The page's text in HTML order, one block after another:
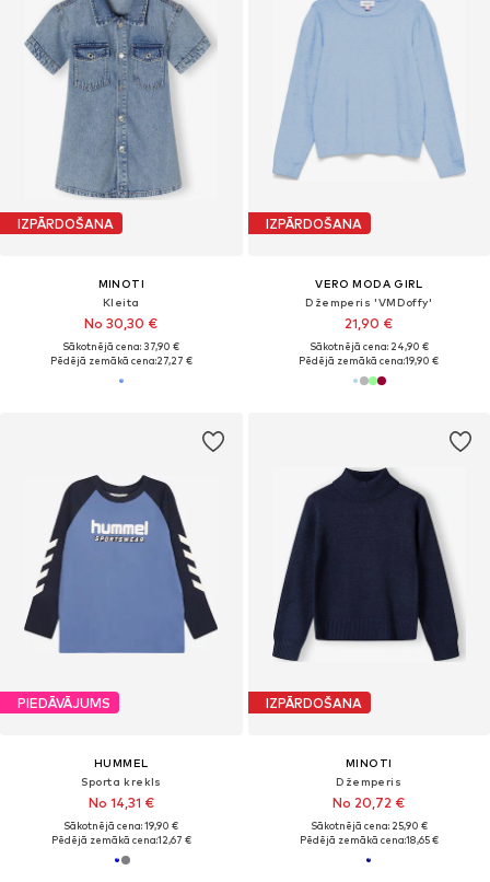
IZPĀRDOŠANA
MINOTI
Kleita
No 30,30 €
Sākotnējā cena: 37,90 €
Pēdējā zemākā cena:27,27 €
IZPĀRDOŠANA
VERO MODA GIRL
Džemperis 'VMDoffy'
21,90 €
Sākotnējā cena: 24,90 €
Pēdējā zemākā cena:19,90 €
PIEDĀVĀJUMS
HUMMEL
Sporta krekls
No 14,31 €
Sākotnējā cena: 19,90 €
Pēdējā zemākā cena:12,67 €
IZPĀRDOŠANA
MINOTI
Džemperis
No 20,72 €
Sākotnējā cena: 25,90 €
Pēdējā zemākā cena:18,65 €